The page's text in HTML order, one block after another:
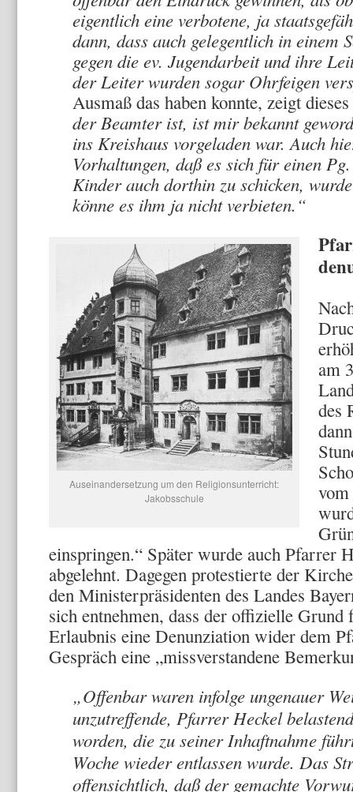
eigentlich eine verbotene, ja
dann, dass auch gelegentlich in einem
gegen die ev. Jugendarbeit und ihre
der Leiter wurden sogar Ohrfeigen
Ausmaß das haben konnte, zeigt
der Beamter ist, ist mir bekannt
ins Kreishaus vorgeladen war. Auch
Vorhaltungen, daß es sich für einen
Kinder auch dorthin zu schicken,
könne es ihm ja nicht verbieten.“
Auseinandersetzung um den Religionsunterricht:
Jakobsschule
am
des
einspringen.“ Später wurde auch Pfarrer
abgelehnt. Dagegen protestierte der
den Ministerpräsidenten des Landes
sich entnehmen, dass der offizielle Grund
Erlaubnis eine Denunziation wider dem
Gespräch eine „missverstandene
„Offenbar waren infolge ungenauer
unzutreffende, Pfarrer Heckel
worden, die zu seiner Inhaftnahme
Woche wieder entlassen wurde. Das
offensichtlich, daß der gemachte